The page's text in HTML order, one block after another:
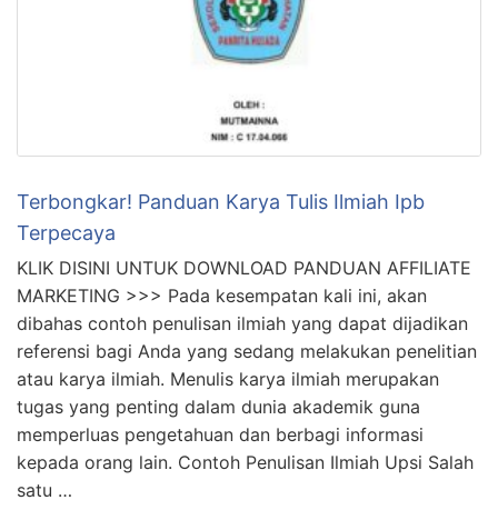
Terbongkar! Panduan Karya Tulis Ilmiah Ipb
Terpecaya
KLIK DISINI UNTUK DOWNLOAD PANDUAN AFFILIATE
MARKETING >>> Pada kesempatan kali ini, akan
dibahas contoh penulisan ilmiah yang dapat dijadikan
referensi bagi Anda yang sedang melakukan penelitian
atau karya ilmiah. Menulis karya ilmiah merupakan
tugas yang penting dalam dunia akademik guna
memperluas pengetahuan dan berbagi informasi
kepada orang lain. Contoh Penulisan Ilmiah Upsi Salah
satu …